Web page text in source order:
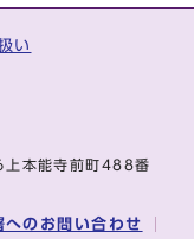
い
本能寺前町488番
へのお問い合わせ